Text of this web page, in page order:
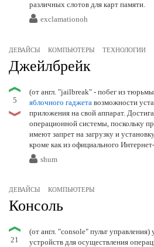
различных слотов для карт памяти.
exclamationoh
ДЕВАЙСЫ КОМПЬЮТЕРЫ ТЕХНОЛОГИИ
Джейлбрейк
5
(от англ. "jailbreak" - побег из
яблочного гаджета возможности
приложения на свой аппарат.
операционной системы, поскольку
имеют запрет на загрузку и
кроме как из официального
shum
ДЕВАЙСЫ КОМПЬЮТЕРЫ
Консоль
21
(от англ. "console" пульт управления)
устройств для осуществления